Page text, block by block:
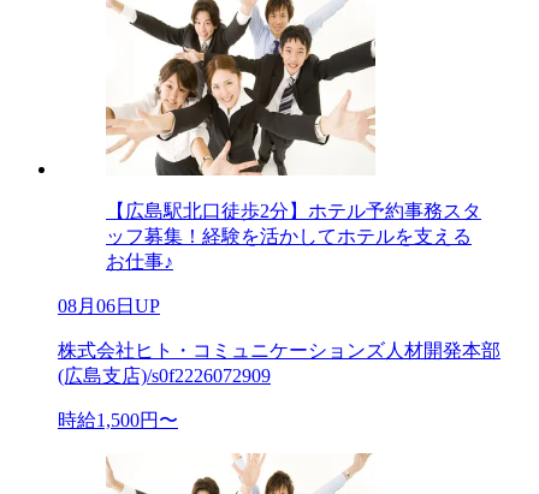
【広島駅北口徒歩2分】ホテル予約事務スタ
ッフ募集！経験を活かしてホテルを支える
お仕事♪
08月06日UP
株式会社ヒト・コミュニケーションズ人材開発本部
(広島支店)/s0f2226072909
時給1,500円〜